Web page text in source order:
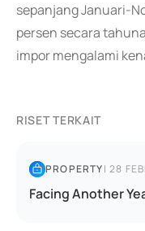
sepanjang Januari-
persen secara
impor mengalami
RISET TERKAIT
PROPERTY|28
Facing Another